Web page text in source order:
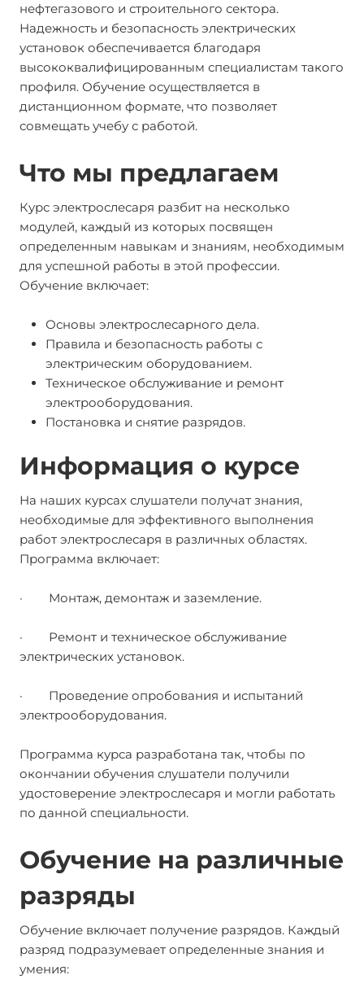
нефтегазового и строительного сектора.
Надежность и безопасность электрических
установок обеспечивается благодаря
высококвалифицированным специалистам такого
профиля. Обучение осуществляется в
дистанционном формате, что позволяет
совмещать учебу с работой.
Что мы предлагаем
Курс электрослесаря разбит на несколько
модулей, каждый из которых посвящен
определенным навыкам и знаниям, необходимым
для успешной работы в этой профессии.
Обучение включает:
Основы электрослесарного дела.
Правила и безопасность работы с
электрическим оборудованием.
Техническое обслуживание и ремонт
электрооборудования.
Постановка и снятие разрядов.
Информация о курсе
На наших курсах слушатели получат знания,
необходимые для эффективного выполнения
работ электрослесаря в различных областях.
Программа включает:
· Монтаж, демонтаж и заземление.
· Ремонт и техническое обслуживание
электрических установок.
· Проведение опробования и испытаний
электрооборудования.
Программа курса разработана так, чтобы по
окончании обучения слушатели получили
удостоверение электрослесаря и могли работать
по данной специальности.
Обучение на различные
разряды
Обучение включает получение разрядов. Каждый
разряд подразумевает определенные знания и
умения: